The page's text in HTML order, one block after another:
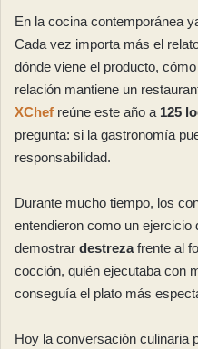
En la cocina contemporánea
Cada vez importa más el
dónde viene el producto,
relación mantiene un
XChef reúne este año a 125
pregunta: si la gastronomía
responsabilidad.
Durante mucho tiempo, los
entendieron como un ejercicio
demostrar destrezafrente al
cocción, quién ejecutaba con
conseguía el plato más
Hoy la conversación culinaria